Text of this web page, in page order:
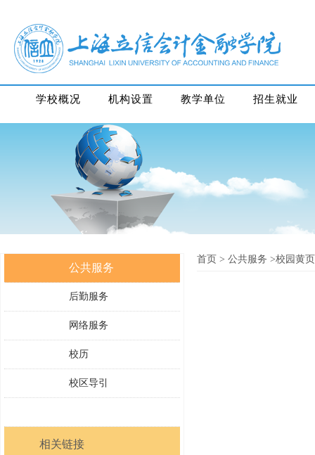
学校概况 机构设置 教学单位 招生就业
公共服务
后勤服务
网络服务
校历
校区导引
相关链接
首页 > 公共服务 >校园黄页